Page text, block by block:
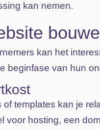
kan nemen.
kan het
beginfase van hun
of templates kan je
voor hosting, een